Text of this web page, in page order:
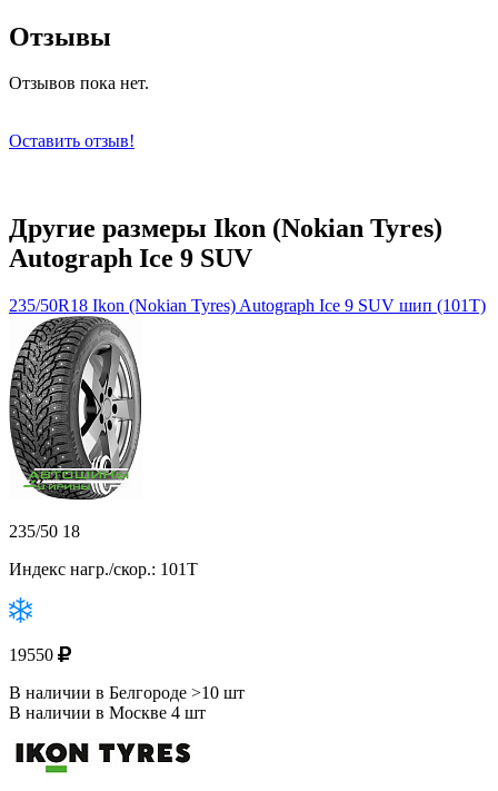
Отзывы
Отзывов пока нет.
Оставить отзыв!
Другие размеры Ikon (Nokian Tyres)
Autograph Ice 9 SUV
235/50R18 Ikon (Nokian Tyres) Autograph Ice 9 SUV шип (101T)
235/50 18
Индекс нагр./скор.: 101T
19550
В наличии в Белгороде >10 шт
В наличии в Москве 4 шт